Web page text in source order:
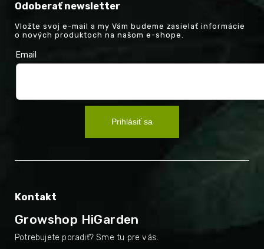
Odoberať newsletter
Vložte svoj e-mail a my Vám budeme zasielať informácie
o nových produktoch na našom e-shope.
Email
Prihlásiť sa
Kontakt
Growshop HiGarden